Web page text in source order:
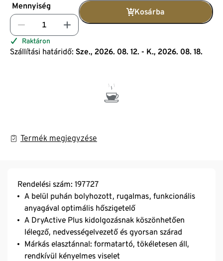
Mennyiség
Kosárba
Raktáron
Szállítási határidő: Sze., 2026. 08. 12. - K., 2026. 08. 18.
Termék megjegyzése
Rendelési szám: 197727
A belül puhán bolyhozott, rugalmas, funkcionális
anyagával optimális hőszigetelő
A DryActive Plus kidolgozásnak köszönhetően
lélegző, nedvességelvezető és gyorsan szárad
Márkás elasztánnal: formatartó, tökéletesen áll,
rendkívül kényelmes viselet